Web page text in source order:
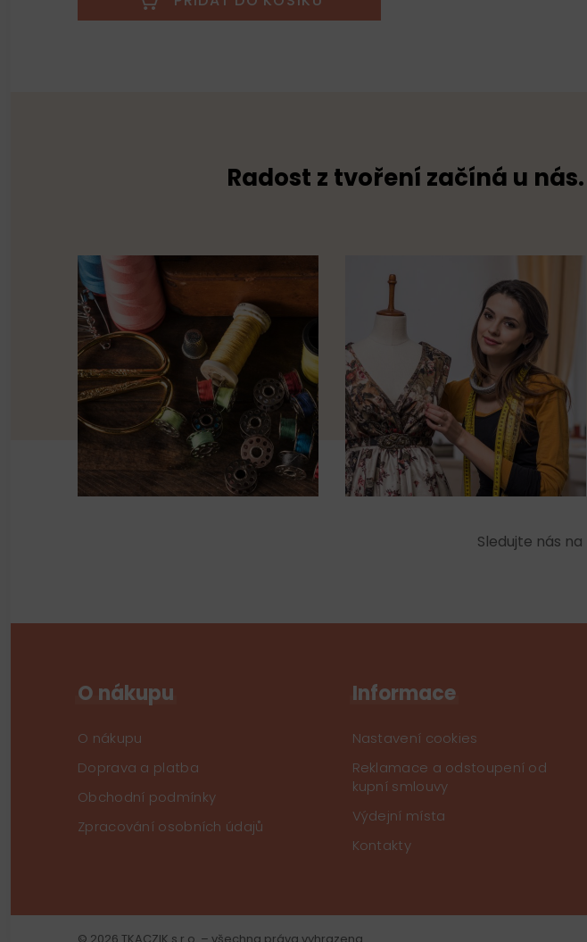
Radost z tvoření začíná u
Sledujte nás na
O nákupu
O nákupu
Doprava a platba
Obchodní podmínky
Zpracování osobních údajů
Informace
Nastavení cookies
Reklamace a odstoupení od
kupní smlouvy
Výdejní místa
Kontakty